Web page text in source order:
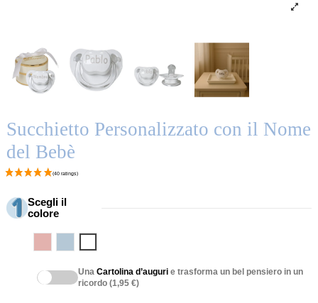
Succhietto Personalizzato con il Nome
del Bebè
Scegli il
colore
UnaCartolina d’auguri e trasforma un bel pensiero in un
ricordo (1,95 €)